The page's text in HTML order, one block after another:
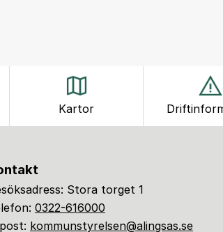
Kartor
Stora torget 1
0322-616000
kommunstyrelsen@alingsas.se